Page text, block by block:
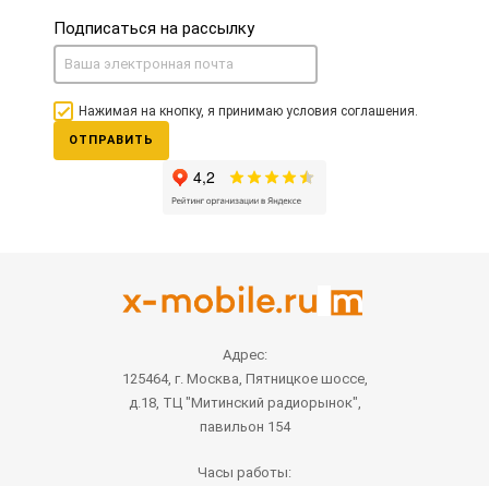
Подписаться на рассылку
Нажимая на кнопку, я принимаю условия соглашения.
ОТПРАВИТЬ
Адрес:
125464, г. Москва, Пятницкое шоссе,
д.18, ТЦ "Митинский радиорынок",
павильон 154
Часы работы: